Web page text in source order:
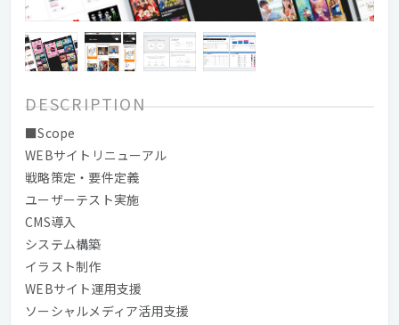
DESCRIPTION
■Scope
WEBサイトリニューアル
戦略策定・要件定義
ユーザーテスト実施
CMS導入
システム構築
イラスト制作
WEBサイト運用支援
ソーシャルメディア活用支援